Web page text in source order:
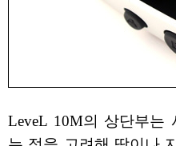
LeveL 10M의 상단부는